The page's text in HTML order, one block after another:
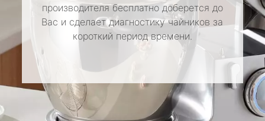
производителя бесплатно доберется до
Вас и сделает диагностику чайников за
короткий период времени.